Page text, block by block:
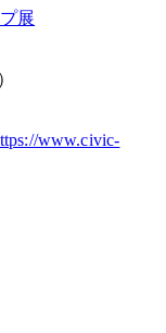
展
www.civic-